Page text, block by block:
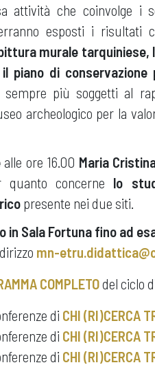
attività che coinvolge i
esposti i risultati
murale
piano di
sempre più soggetti al
archeologico per la
alle ore 16.00 Maria
quanto concerne lo
presente nei due siti.
in Sala Fortuna fino ad
mn-
COMPLETOdel ciclo
di CHI (RI)CERCA
di CHI (RI)CERCA
di CHI (RI)CERCA